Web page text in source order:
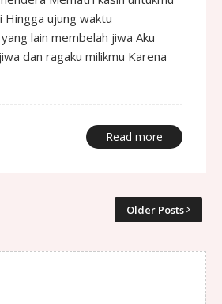
Hingga ujung waktu
lain membelah jiwa Aku
dan ragaku milikmu Karena
Read more
Older Posts